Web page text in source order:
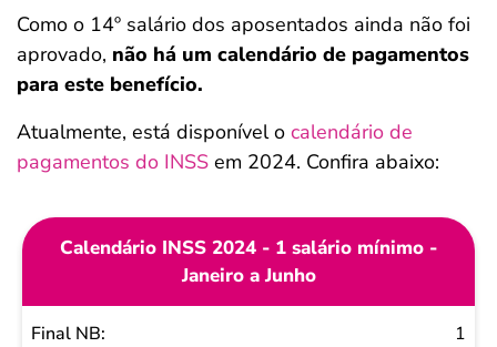
Como o 14º salário dos aposentados ainda não foi
aprovado, não há um calendário de pagamentos
para este benefício.
Atualmente, está disponível o calendário de
pagamentos do INSS em 2024. Confira abaixo:
Calendário INSS 2024 - 1 salário mínimo -
Janeiro a Junho
Final
1